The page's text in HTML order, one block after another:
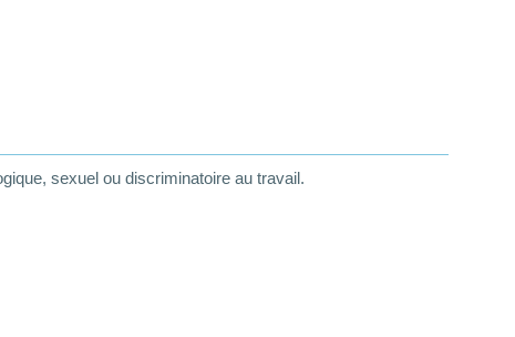
sexuel ou discriminatoire au travail.